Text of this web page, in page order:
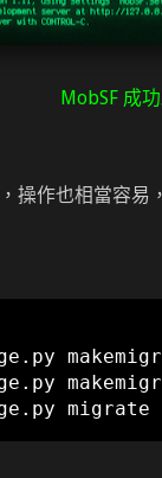
MobSF 成
操作也相當容易
. py
. py
. py migrate